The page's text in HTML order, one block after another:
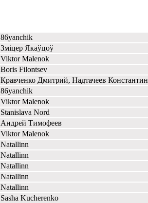
86yanchik
Зміцер Якаўцоў
Viktor Malenok
Boris Filontsev
Кравченко Дмитрий, Надтачеев Константин
86yanchik
Viktor Malenok
Stanislava Nord
Андрей Тимофеев
Viktor Malenok
Natallinn
Natallinn
Natallinn
Natallinn
Natallinn
Sasha Kucherenko